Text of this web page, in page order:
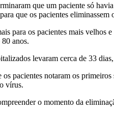
que um paciente só
que os pacientes eliminassem
para os pacientes mais velhos
anos.
levaram cerca de 33
pacientes notaram os
vírus.
o momento da